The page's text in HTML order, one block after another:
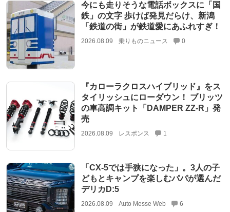
今にも走りそうな電話ボックスに「国
鉄」の文字 歩けば発見だらけ、新潟
「鉄道の街」が鉄道愛にあふれすぎ！
2026.08.09 乗りものニュース 0
『カローラクロスハイブリッド』をス
タイリッシュにローダウン！ ブリッツ
の車高調キット「DAMPER ZZ-R」発
売
2026.08.09 レスポンス 1
「CX-5では手狭になった」。3人の子
どもとキャンプを楽しむパパが選んだ
デリカD:5
2026.08.09 Auto Messe Web 6